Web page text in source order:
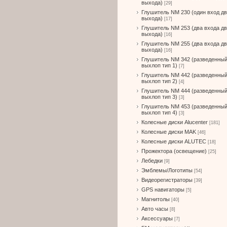
выхода) [29]
Глушитель NM 230 (один вход
выхода) [17]
Глушитель NM 253 (два входа
выхода) [16]
Глушитель NM 255 (два входа
выхода) [16]
Глушитель NM 342 (разведенный
выхлоп тип 1) [7]
Глушитель NM 442 (разведенный
выхлоп тип 2) [4]
Глушитель NM 444 (разведенный
выхлоп тип 3) [3]
Глушитель NM 453 (разведенный
выхлоп тип 4) [3]
Колесные диски Alucenter [181]
Колесные диски MAK [46]
Колесные диски ALUTEC [18]
Прожектора (освещение) [25]
Лебедки [9]
Эмблемы/Логотипы [54]
Видеорегистраторы [39]
GPS навигаторы [5]
Магнитолы [40]
Авто часы [8]
Аксессуары [7]